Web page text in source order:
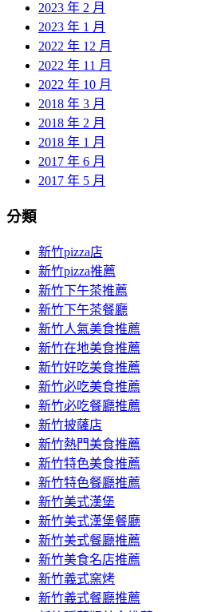
2023 年 2 月
2023 年 1 月
2022 年 12 月
2022 年 11 月
2022 年 10 月
2018 年 3 月
2018 年 2 月
2018 年 1 月
2017 年 6 月
2017 年 5 月
分類
新竹pizza店
新竹pizza推薦
新竹下午茶推薦
新竹下午茶餐廳
新竹人氣美食推薦
新竹在地美食推薦
新竹好吃美食推薦
新竹必吃美食推薦
新竹必吃餐廳推薦
新竹披薩店
新竹熱門美食推薦
新竹特色美食推薦
新竹特色餐廳推薦
新竹美式漢堡
新竹美式漢堡餐廳
新竹美式餐廳推薦
新竹美食名店推薦
新竹義式窯烤
新竹義式餐廳推薦